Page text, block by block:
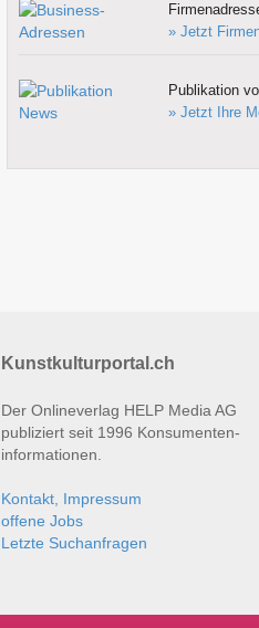
» Jetzt
Publikation
» Jetzt Ihre
Kunstkulturportal.ch
Der Onlineverlag HELP Media AG
publiziert seit 1996 Konsumenten­
informationen.
Kontakt, Impressum
offene Jobs
Letzte Suchanfragen